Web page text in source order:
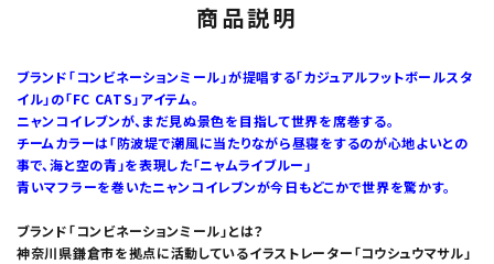
商品説明
ブランド「コンビネーションミール」が提唱する「カジュアルフットボールスタ
イル」の「FC CATS」アイテム。
ニャンコイレブンが、まだ見ぬ景色を目指して世界を席巻する。
チームカラーは「防波堤で潮風に当たりながら昼寝をするのが心地よいとの
事で、海と空の青」を表現した「ニャムライブルー」
青いマフラーを巻いたニャンコイレブンが今日もどこかで世界を驚かす。
ブランド「コンビネーションミール」とは？
神奈川県鎌倉市を拠点に活動しているイラストレーター「コウシュウマサル」